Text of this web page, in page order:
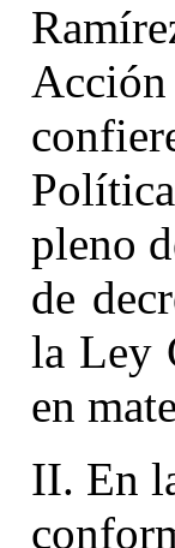
pleno
de
la Ley
en
II. En